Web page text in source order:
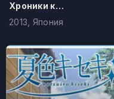
Хроники клуба Возвращения домой
2013, Япония